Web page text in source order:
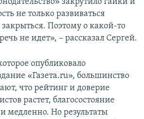
закрутило гайки и
не только развиваться
Поэтому о какой-то
не идет», – рассказал Сергей.
опубликовало
«Газета.ru», большинство
что рейтинг и доверие
растет, благосостояние
медленно. Но результаты